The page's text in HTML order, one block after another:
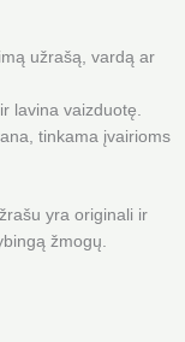
užrašą, vardą ar
lavina vaizduotę.
tinkama įvairioms
yra originali ir
žmogų.